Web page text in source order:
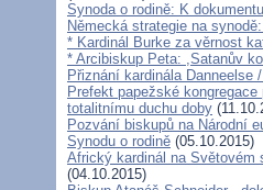
Synoda o rodině: K
Německá strategie na
* Kardinál Burke za věrnost
* Arcibiskup Peta: ,Satanův
Přiznání kardinála Danneelse
Prefekt papežské
totalitnímu duchu doby
Pozvání biskupů na Národní
Synodu o rodině (05.10.2015)
Africký kardinál na Světovém
(04.10.2015)